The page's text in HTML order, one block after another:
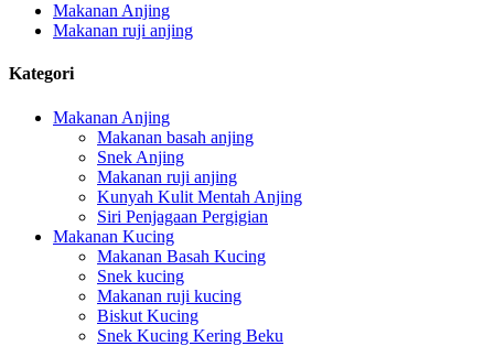
Makanan Anjing
Makanan ruji anjing
Kategori
Makanan Anjing
Makanan basah anjing
Snek Anjing
Makanan ruji anjing
Kunyah Kulit Mentah Anjing
Siri Penjagaan Pergigian
Makanan Kucing
Makanan Basah Kucing
Snek kucing
Makanan ruji kucing
Biskut Kucing
Snek Kucing Kering Beku